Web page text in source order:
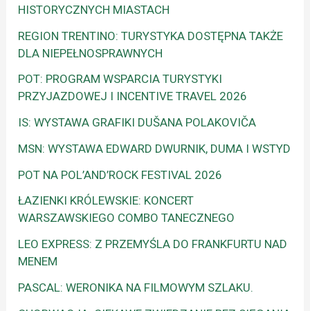
HISTORYCZNYCH MIASTACH
REGION TRENTINO: TURYSTYKA DOSTĘPNA TAKŻE
DLA NIEPEŁNOSPRAWNYCH
POT: PROGRAM WSPARCIA TURYSTYKI
PRZYJAZDOWEJ I INCENTIVE TRAVEL 2026
IS: WYSTAWA GRAFIKI DUŠANA POLAKOVIČA
MSN: WYSTAWA EDWARD DWURNIK, DUMA I WSTYD
POT NA POL’AND’ROCK FESTIVAL 2026
ŁAZIENKI KRÓLEWSKIE: KONCERT
WARSZAWSKIEGO COMBO TANECZNEGO
LEO EXPRESS: Z PRZEMYŚLA DO FRANKFURTU NAD
MENEM
PASCAL: WERONIKA NA FILMOWYM SZLAKU.